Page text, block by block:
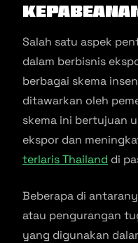
Salah satu aspek
dalam berbisnis
berbagai skema
ditawarkan oleh
skema ini bertujuan
ekspor dan
terlaris Thailand di
Beberapa di
atau pengurangan
yang digunakan